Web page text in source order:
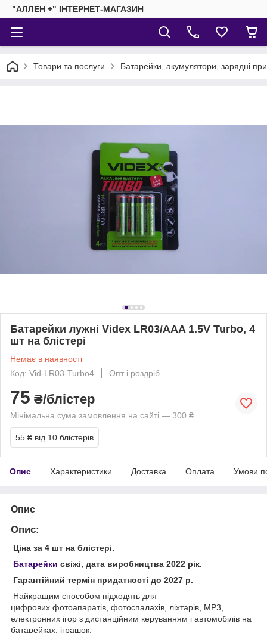
"АЛЛЕН +" ІНТЕРНЕТ-МАГАЗИН
Товари та послуги Батарейки, акумулятори, зарядні
Батарейки лужні Videx LR03/AAA 1.5V Turbo, 4
шт на блістері
Немає в наявності
Код: Vid-LR03-Turbo4
Опт і роздріб
75 ₴/блістер
Мінімальна сума замовлення на сайті — 300 ₴
55 ₴ від 10 блістерів
Опис Характеристики Доставка Оплата Умови
Опис
Опис:
Ціна за 4 шт на блістері.
Батарейки свіжі, дата виробництва 2022 рік.
Гарантійний термін придатності до 2027 р.
Найкращим способом підходять для
цифрових фотоапаратів, фотоспалахів, ліхтарів, MP3,
електронних ігор з дистанційним керуванням і автомобілів на
батарейках, іграшок.